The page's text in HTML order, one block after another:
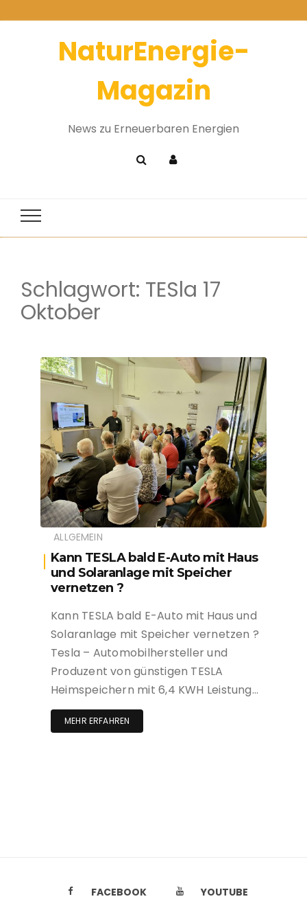
NaturEnergie-
Magazin
News zu Erneuerbaren Energien
Schlagwort: TESla 17
Oktober
ALLGEMEIN
Kann TESLA bald E-Auto mit Haus
und Solaranlage mit Speicher
vernetzen ?
Kann TESLA bald E-Auto mit Haus und
Solaranlage mit Speicher vernetzen ?
Tesla – Automobilhersteller und
Produzent von günstigen TESLA
Heimspeichern mit 6,4 KWH Leistung…
MEHR ERFAHREN
FACEBOOK YOUTUBE